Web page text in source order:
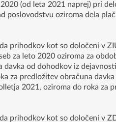
(od leta 2021 naprej) pri
poslovodstvu oziroma dela
prihodkov kot so določeni v
za leto 2020 oziroma za
od dohodkov iz
za predložitev obračuna
2021, oziroma do roka za
prihodkov kot so določeni v